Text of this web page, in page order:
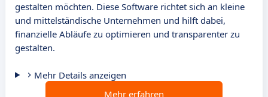
gestalten möchten. Diese Software richtet sich an kleine
und mittelständische Unternehmen und hilft dabei,
finanzielle Abläufe zu optimieren und transparenter zu
gestalten.
Mehr Details anzeigen
Mehr erfahren